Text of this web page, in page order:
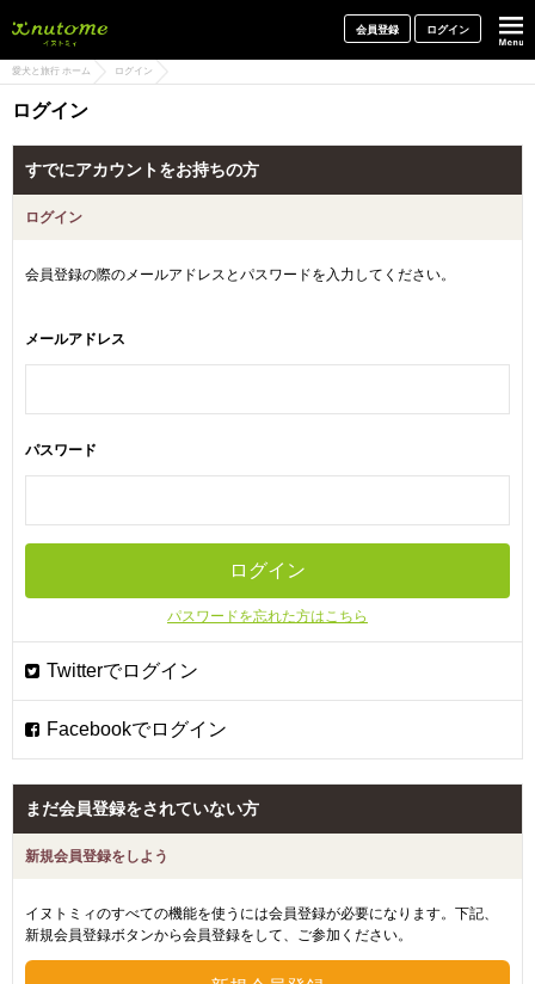
会員登録 ログイン
愛犬と旅行 ホーム ログイン
ログイン
すでにアカウントをお持ちの方
ログイン
会員登録の際のメールアドレスとパスワードを入力してください。
メールアドレス
パスワード
パスワードを忘れた方はこちら
まだ会員登録をされていない方
新規会員登録をしよう
イヌトミィのすべての機能を使うには会員登録が必要になります。下記、
新規会員登録ボタンから会員登録をして、ご参加ください。